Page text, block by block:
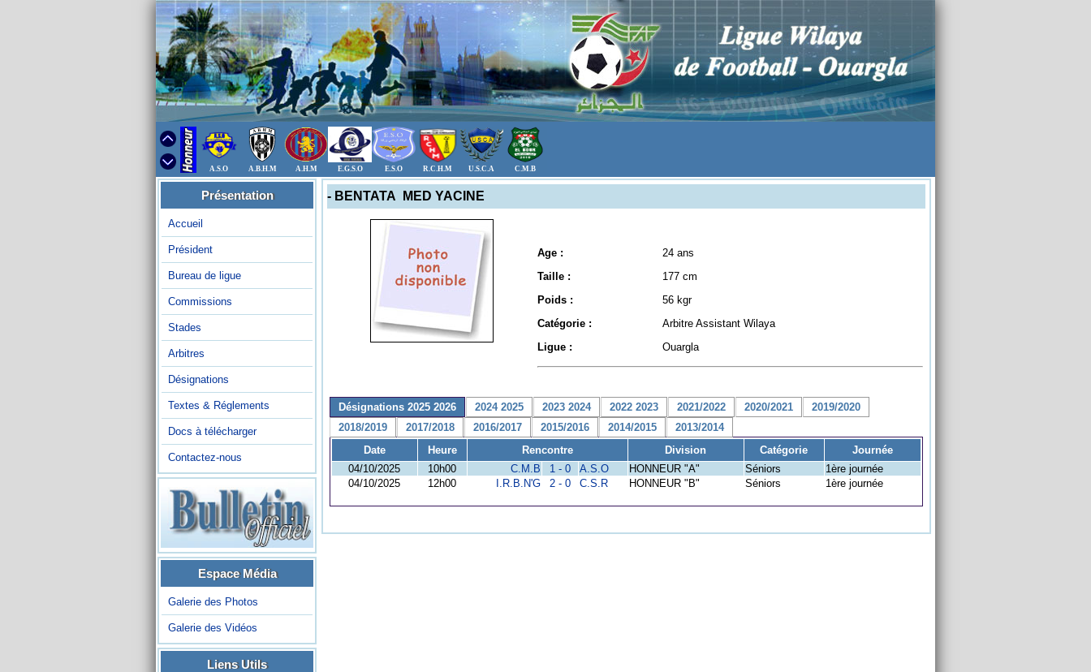
A.S.O A.B.H.M A.H.M E.G.S.O E.S.O R.C.H.M U.S.C.A C.M.B
Présentation
Accueil
Président
Bureau de ligue
Commissions
Stades
Arbitres
Désignations
Textes & Réglements
Docs à télécharger
Contactez-nous
Espace Média
Galerie des Photos
Galerie des Vidéos
Liens Utils
- BENTATA MED YACINE
Age :
24 ans
Taille :
177 cm
Poids :
56 kgr
Catégorie :
Arbitre Assistant Wilaya
Ligue :
Ouargla
Désignations 2025 2026 2024 2025 2023 2024 2022 2023 2021/2022 2020/2021
2019/2020
2018/2019
2017/2018 2016/2017 2015/2016 2014/2015
2013/2014
Date
Heure Rencontre Division Catégorie
Journée
04/10/2025
10h00 C.M.B 1 - 0 A.S.O HONNEUR "A" Séniors
1ère journée
04/10/2025
12h00 I.R.B.N'G 2 - 0 C.S.R HONNEUR "B" Séniors 1ère journée